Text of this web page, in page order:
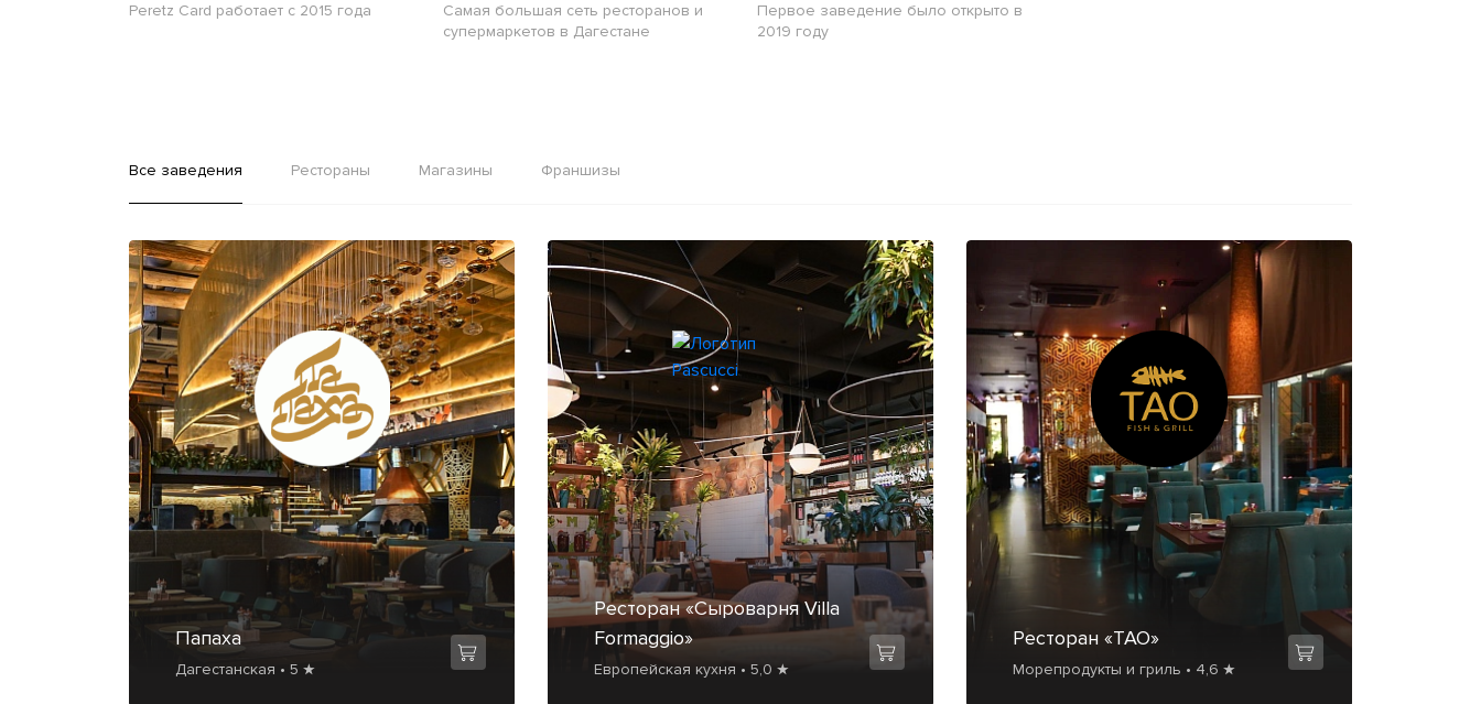
Peretz Card работает с 2015 года
Самая большая сеть ресторанов и
супермаркетов в Дагестане
Первое заведение было открыто в
2019 году
Все заведения Рестораны Магазины Франшизы
Папаха
Дагестанская • 5 ★
Ресторан «Сыроварня Villa
Formaggio»
Европейская кухня • 5,0 ★
Ресторан «ТАО»
Морепродукты и гриль • 4,6 ★